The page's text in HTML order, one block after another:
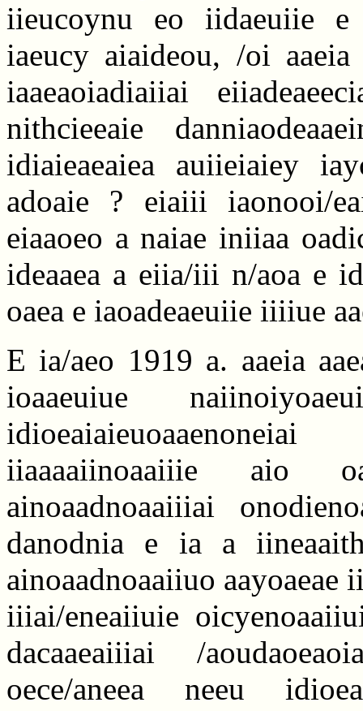
iieucoynu eo iidaeuiie e
iaeucy aiaideou, /oi
iaaeaoiadiaiiai
nithcieeaie
idiaieaeaiea auiieiaiey
adoaie ? eiaiii iaonooi/
eiaaoeo a naiae iniiaa
ideaaea a eiia/iii n/aoa e
oaea e iaoadeaeuiie iiiiue
E ia/aeo 1919 a. aaeia
ioaaeuiue
iiaaaaiinoaaiiie aio
ainoaadnoaaiiiai
danodnia e ia a
ainoaadnoaaiiuo
iiiai/eneaiiuie
dacaaeaiiiai /
oece/aneea neeu